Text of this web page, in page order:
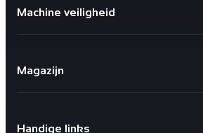
Machine veiligheid
Deuren
Magazijn
X-Rail® Valbeveiliging
Handige links